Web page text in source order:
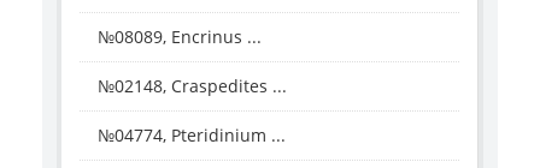
№08089, Encrinus ...
№02148, Craspedites ...
№04774, Pteridinium ...